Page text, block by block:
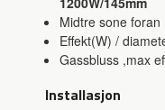
Midtre sone foran
Effekt(W) /
Gassbluss ,max
Installasjon